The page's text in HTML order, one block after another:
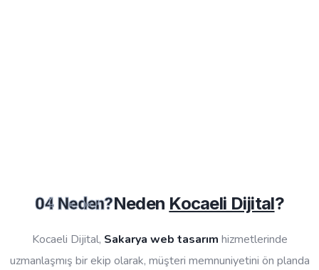
04 Neden?Neden Kocaeli Dijital?
Kocaeli Dijital, Sakarya web tasarım hizmetlerinde
uzmanlaşmış bir ekip olarak, müşteri memnuniyetini ön planda